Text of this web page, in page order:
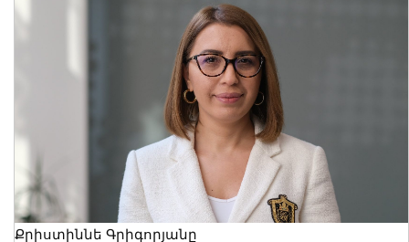
Քրիստիննե Գրիգորյանը